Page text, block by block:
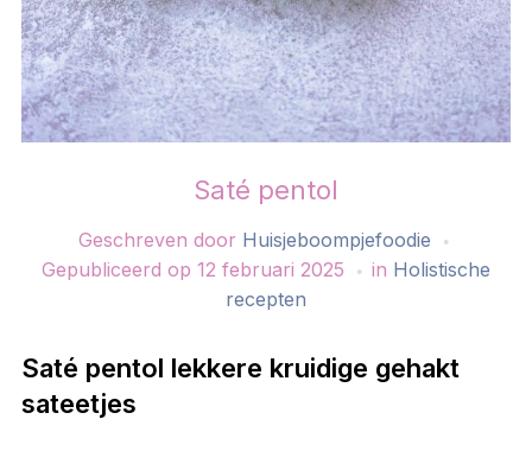
Saté pentol
Geschreven door Huisjeboompjefoodie
Gepubliceerd op 12 februari 2025 in Holistische
recepten
Saté pentol lekkere kruidige gehakt
sateetjes